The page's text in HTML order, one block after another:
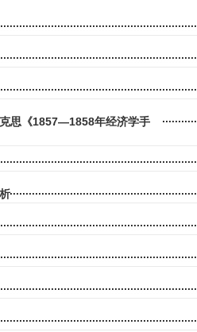
思《1857—1858年经济学手